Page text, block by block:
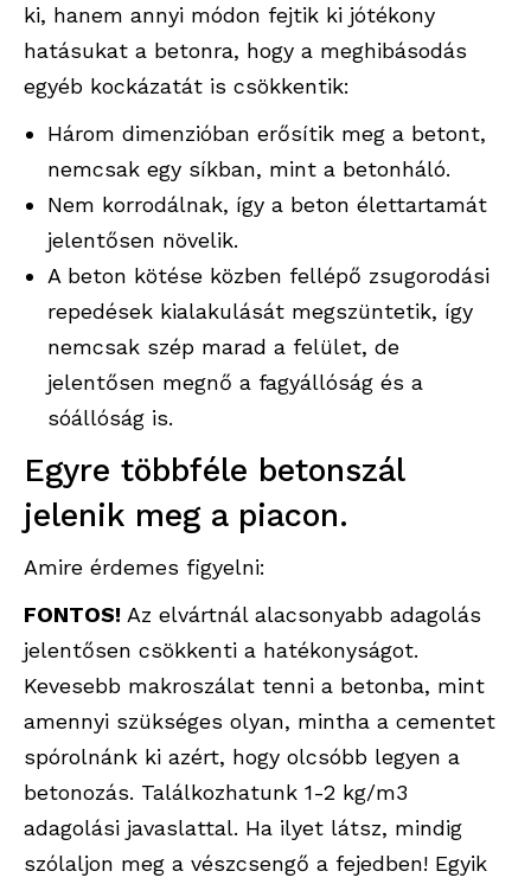
ki, hanem annyi módon fejtik ki jótékony
hatásukat a betonra, hogy a meghibásodás
egyéb kockázatát is csökkentik:
Három dimenzióban erősítik meg a betont,
nemcsak egy síkban, mint a betonháló.
Nem korrodálnak, így a beton élettartamát
jelentősen növelik.
A beton kötése közben fellépő zsugorodási
repedések kialakulását megszüntetik, így
nemcsak szép marad a felület, de
jelentősen megnő a fagyállóság és a
sóállóság is.
Egyre többféle betonszál
jelenik meg a piacon.
Amire érdemes figyelni:
FONTOS! Az elvártnál alacsonyabb adagolás
jelentősen csökkenti a hatékonyságot.
Kevesebb makroszálat tenni a betonba, mint
amennyi szükséges olyan, mintha a cementet
spórolnánk ki azért, hogy olcsóbb legyen a
betonozás. Találkozhatunk 1-2 kg/m3
adagolási javaslattal. Ha ilyet látsz, mindig
szólaljon meg a vészcsengő a fejedben! Egyik